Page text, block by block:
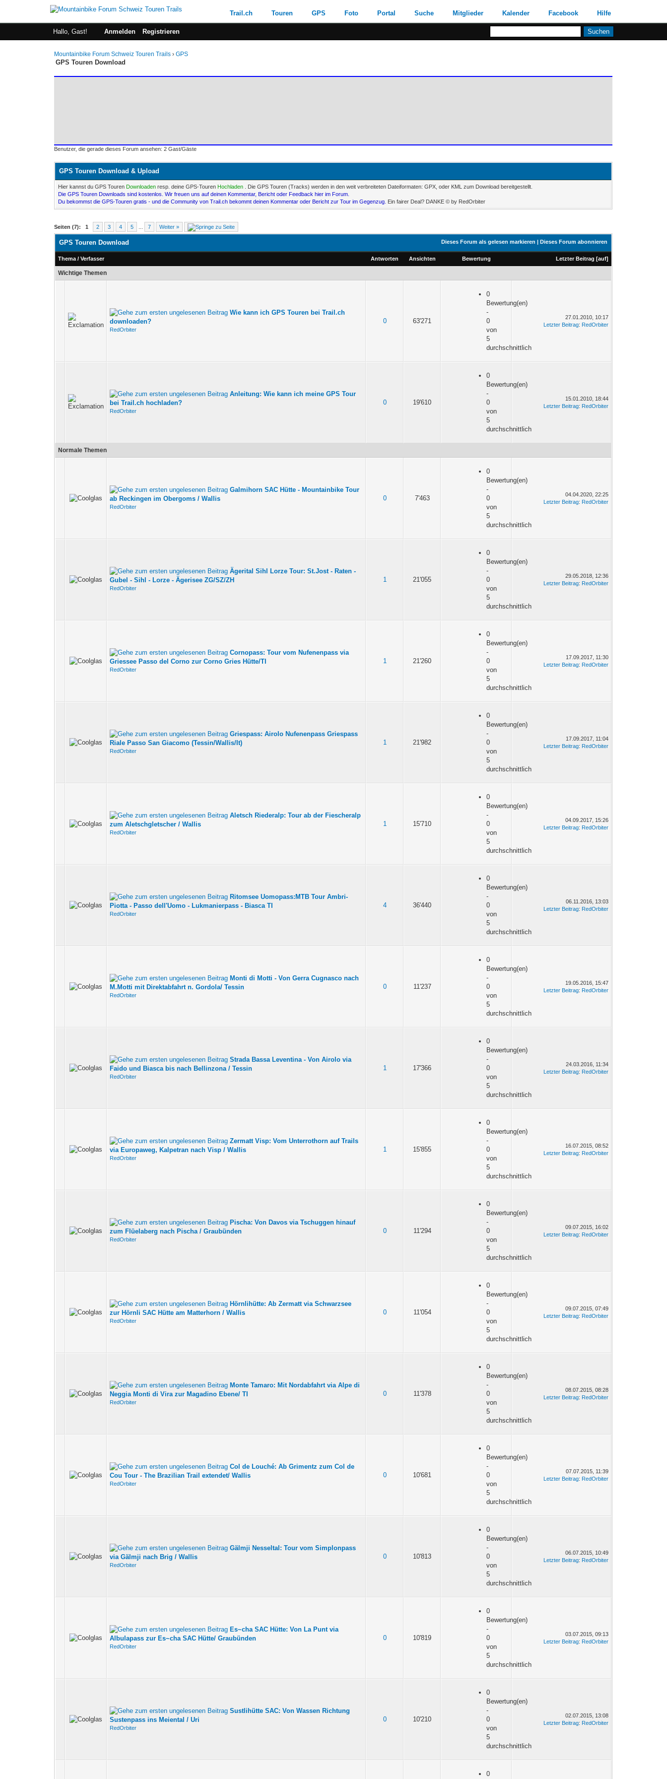
Trail.ch Touren GPS Foto Portal Suche Mitglieder Kalender Facebook Hilfe
Hallo, Gast! Anmelden Registrieren
Mountainbike Forum Schweiz Touren Trails ›GPS
GPS Touren Download
Benutzer, die gerade dieses Forum ansehen: 2 Gast/Gäste
GPS Touren Download & Upload
Hier kannst du GPS Touren Downloadenresp. deine GPS-Touren Hochladen
. Die GPS Touren (Tracks) werden in den weit verbreiteten Dateiformaten: GPX, oder KML zum Download bereitgestellt.
Die GPS Touren Downloads sind kostenlos. Wir freuen uns auf deinen Kommentar, Bericht oder Feedback hier im Forum.
Du bekommst die GPS-Touren gratis - und die Community von Trail.ch bekommt deinen Kommentar oder Bericht zur Tour im Gegenzug. Ein fairer Deal? DANKE © by RedOrbiter
Seiten (7): 1 2 3 4 5 7 Weiter »
Dieses Forum als gelesen markieren |Dieses Forum abonnieren
GPS Touren Download
Thema /Verfasser Antworten Ansichten Bewertung Letzter Beitrag [auf]
Wichtige Themen
Wie kann ich GPS Touren bei Trail.ch
downloaden?
RedOrbiter
0 63'271
0
Bewertung(en)
-
0
von
5
durchschnittlich
27.01.2010, 10:17
Letzter Beitrag: RedOrbiter
Anleitung: Wie kann ich meine GPS Tour
bei Trail.ch hochladen?
RedOrbiter
0 19'610
0
Bewertung(en)
-
0
von
5
durchschnittlich
15.01.2010, 18:44
Letzter Beitrag: RedOrbiter
Normale Themen
Galmihorn SAC Hütte - Mountainbike Tour
ab Reckingen im Obergoms / Wallis
RedOrbiter
0 7'463
0
Bewertung(en)
-
0
von
5
durchschnittlich
04.04.2020, 22:25
Letzter Beitrag: RedOrbiter
Ägerital Sihl Lorze Tour: St.Jost - Raten -
Gubel - Sihl - Lorze - Ägerisee ZG/SZ/ZH
RedOrbiter
1 21'055
0
Bewertung(en)
-
0
von
5
durchschnittlich
29.05.2018, 12:36
Letzter Beitrag: RedOrbiter
Cornopass: Tour vom Nufenenpass via
Griessee Passo del Corno zur Corno Gries Hütte/TI
RedOrbiter
1 21'260
0
Bewertung(en)
-
0
von
5
durchschnittlich
17.09.2017, 11:30
Letzter Beitrag: RedOrbiter
Griespass: Airolo Nufenenpass Griespass
Riale Passo San Giacomo (Tessin/Wallis/It)
RedOrbiter
1 21'982
0
Bewertung(en)
-
0
von
5
durchschnittlich
17.09.2017, 11:04
Letzter Beitrag: RedOrbiter
Aletsch Riederalp: Tour ab der Fiescheralp
zum Aletschgletscher / Wallis
RedOrbiter
1 15'710
0
Bewertung(en)
-
0
von
5
durchschnittlich
04.09.2017, 15:26
Letzter Beitrag: RedOrbiter
Ritomsee Uomopass:MTB Tour Ambri-
Piotta - Passo dell'Uomo - Lukmanierpass - Biasca TI
RedOrbiter
4 36'440
0
Bewertung(en)
-
0
von
5
durchschnittlich
06.11.2016, 13:03
Letzter Beitrag: RedOrbiter
Monti di Motti - Von Gerra Cugnasco nach
M.Motti mit Direktabfahrt n. Gordola/ Tessin
RedOrbiter
0 11'237
0
Bewertung(en)
-
0
von
5
durchschnittlich
19.05.2016, 15:47
Letzter Beitrag: RedOrbiter
Strada Bassa Leventina - Von Airolo via
Faido und Biasca bis nach Bellinzona / Tessin
RedOrbiter
1 17'366
0
Bewertung(en)
-
0
von
5
durchschnittlich
24.03.2016, 11:34
Letzter Beitrag: RedOrbiter
Zermatt Visp: Vom Unterrothorn auf Trails
via Europaweg, Kalpetran nach Visp / Wallis
RedOrbiter
1 15'855
0
Bewertung(en)
-
0
von
5
durchschnittlich
16.07.2015, 08:52
Letzter Beitrag: RedOrbiter
Pischa: Von Davos via Tschuggen hinauf
zum Flüelaberg nach Pischa / Graubünden
RedOrbiter
0 11'294
0
Bewertung(en)
-
0
von
5
durchschnittlich
09.07.2015, 16:02
Letzter Beitrag: RedOrbiter
Hörnlihütte: Ab Zermatt via Schwarzsee
zur Hörnli SAC Hütte am Matterhorn / Wallis
RedOrbiter
0 11'054
0
Bewertung(en)
-
0
von
5
durchschnittlich
09.07.2015, 07:49
Letzter Beitrag: RedOrbiter
Monte Tamaro: Mit Nordabfahrt via Alpe di
Neggia Monti di Vira zur Magadino Ebene/ TI
RedOrbiter
0 11'378
0
Bewertung(en)
-
0
von
5
durchschnittlich
08.07.2015, 08:28
Letzter Beitrag: RedOrbiter
Col de Louché: Ab Grimentz zum Col de
Cou Tour - The Brazilian Trail extendet/ Wallis
RedOrbiter
0 10'681
0
Bewertung(en)
-
0
von
5
durchschnittlich
07.07.2015, 11:39
Letzter Beitrag: RedOrbiter
Gälmji Nesseltal: Tour vom Simplonpass
via Gälmji nach Brig / Wallis
RedOrbiter
0 10'813
0
Bewertung(en)
-
0
von
5
durchschnittlich
06.07.2015, 10:49
Letzter Beitrag: RedOrbiter
Es~cha SAC Hütte: Von La Punt via
Albulapass zur Es~cha SAC Hütte/ Graubünden
RedOrbiter
0 10'819
0
Bewertung(en)
-
0
von
5
durchschnittlich
03.07.2015, 09:13
Letzter Beitrag: RedOrbiter
Sustlihütte SAC: Von Wassen Richtung
Sustenpass ins Meiental / Uri
RedOrbiter
0 10'210
0
Bewertung(en)
-
0
von
5
durchschnittlich
02.07.2015, 13:08
Letzter Beitrag: RedOrbiter
0